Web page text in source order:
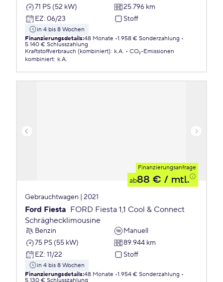
71 PS (52 kW)
25.796 km
EZ: 06/23 Stoff
in 4 bis 8 Wochen
Finanzierungsdetails:48 Monate 1.958 € Sonderzahlung
5.140 € Schlusszahlung
Kraftstoffverbrauch (kombiniert): k.A.
CO₂-Emissionen
kombiniert: k.A.
Finanzierungsanfrage
ab88 € / mtl.
Gebrauchtwagen | 2021
Ford Fiesta FORD Fiesta 1,1 Cool & Connect
Schräghecklimousine
Benzin
Manuell
75 PS (55 kW)
89.944 km
EZ: 11/22 Stoff
in 4 bis 8 Wochen
Finanzierungsdetails:48 Monate 1.954 € Sonderzahlung
5.130 € Schlusszahlung